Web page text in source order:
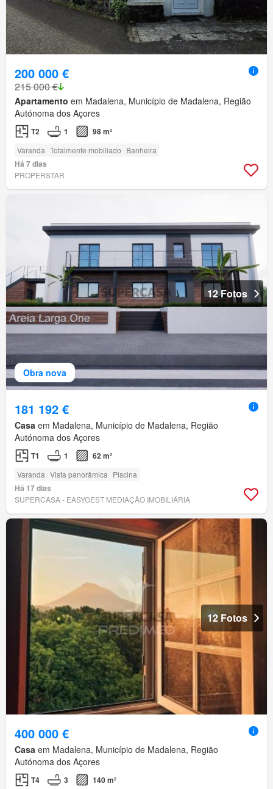
200 000 €
215 000 €
Apartamento em Madalena, Município de Madalena, Região
Autónoma dos Açores
T2 1 98 m²
Varanda Totalmente mobiliado Banheira
Há 7 dias
PROPERSTAR
Obra nova
12 Fotos
181 192 €
Casa em Madalena, Município de Madalena, Região
Autónoma dos Açores
T1 1 62 m²
Varanda Vista panorâmica Piscina
Há 17 dias
SUPERCASA - EASYGEST MEDIAÇÃO IMOBILIÁRIA
12 Fotos
400 000 €
Casa em Madalena, Município de Madalena, Região
Autónoma dos Açores
T4 3 140 m²